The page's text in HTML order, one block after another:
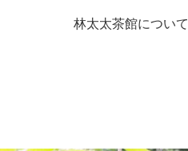
林太太茶館について